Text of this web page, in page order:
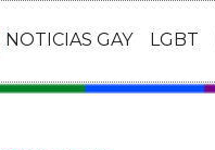
NOTICIAS GAY LGBT